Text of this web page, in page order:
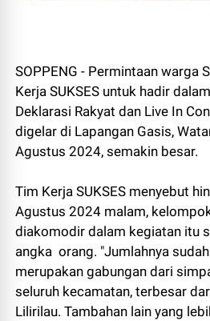
SOPPENG - Permintaan warga
Kerja SUKSES untuk hadir
Deklarasi Rakyat dan Live In
digelar di Lapangan Gasis,
Agustus 2024, semakin besar.
Tim Kerja SUKSES menyebut
Agustus 2024 malam,
diakomodir dalam kegiatan itu
angka orang. "Jumlahnya
merupakan gabungan dari
seluruh kecamatan, terbesar
Lilirilau. Tambahan lain yang